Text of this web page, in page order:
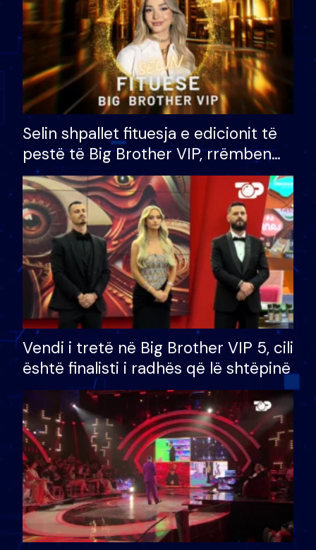
Selin shpallet fituesja e edicionit të
pestë të Big Brother VIP, rrëmben
çmimin e madh prej 100 mijë eurosh
Vendi i tretë në Big Brother VIP 5, cili
është finalisti i radhës që lë shtëpinë